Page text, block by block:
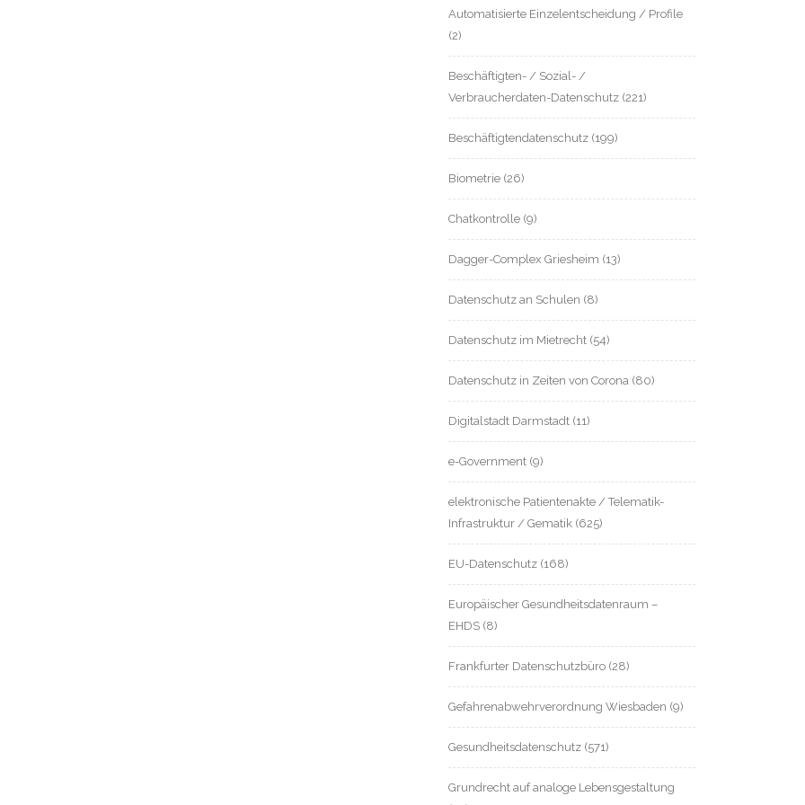
Automatisierte Einzelentscheidung / Profile
(2)
Beschäftigten- / Sozial- /
Verbraucherdaten-Datenschutz (221)
Beschäftigtendatenschutz (199)
Biometrie (26)
Chatkontrolle (9)
Dagger-Complex Griesheim (13)
Datenschutz an Schulen (8)
Datenschutz im Mietrecht (54)
Datenschutz in Zeiten von Corona (80)
Digitalstadt Darmstadt (11)
e-Government (9)
elektronische Patientenakte / Telematik-
Infrastruktur / Gematik (625)
EU-Datenschutz (168)
Europäischer Gesundheitsdatenraum –
EHDS (8)
Frankfurter Datenschutzbüro (28)
Gefahrenabwehrverordnung Wiesbaden (9)
Gesundheitsdatenschutz (571)
Grundrecht auf analoge Lebensgestaltung